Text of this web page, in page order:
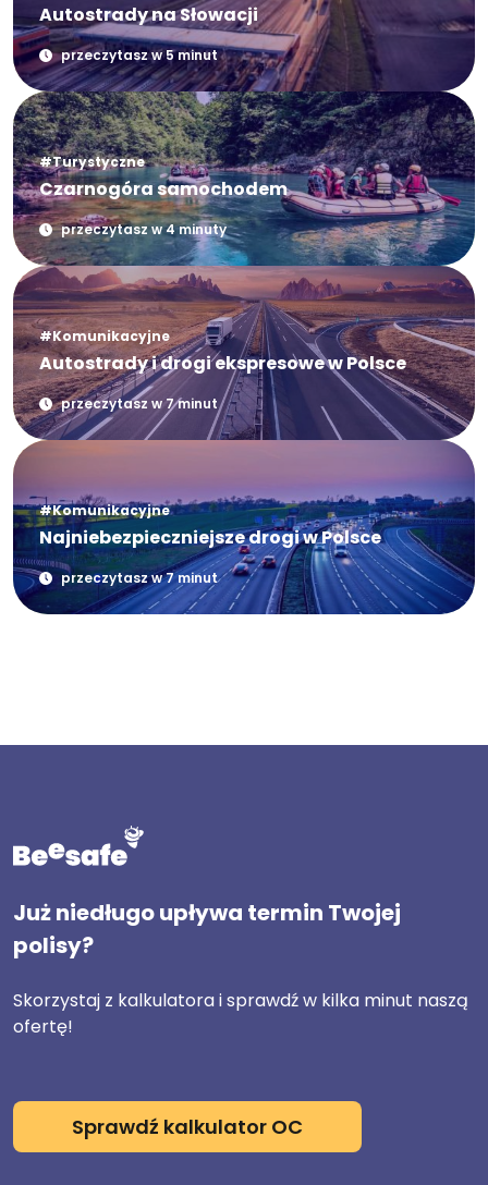
Autostrady na Słowacji
przeczytasz w 5 minut
#Turystyczne
Czarnogóra samochodem
przeczytasz w 4 minuty
#Komunikacyjne
Autostrady i drogi ekspresowe w Polsce
przeczytasz w 7 minut
#Komunikacyjne
Najniebezpieczniejsze drogi w Polsce
przeczytasz w 7 minut
Już niedługo upływa termin Twojej
polisy?
Skorzystaj z kalkulatora i sprawdź w kilka minut naszą
ofertę!
Sprawdź kalkulator OC